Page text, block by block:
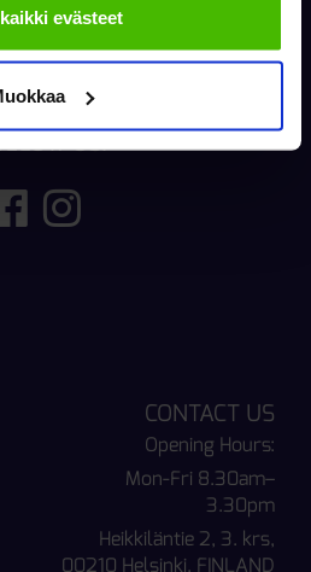
evästeet
US!
CONTACT US
Opening Hours:
Mon-Fri 8.30am–
3.30pm
Heikkiläntie 2, 3. krs,
00210 Helsinki, FINLAND